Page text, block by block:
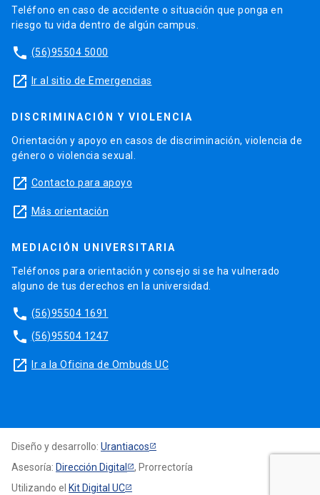
Teléfono en caso de accidente o situación que ponga en
riesgo tu vida dentro de algún campus.
phone (56)95504 5000
launch Ir al sitio de Emergencias
DISCRIMINACIÓN Y VIOLENCIA
Orientación y apoyo en casos de discriminación, violencia de
género o violencia sexual.
launch Contacto para apoyo
launch Más orientación
MEDIACIÓN UNIVERSITARIA
Teléfonos para orientación y consejo si se ha vulnerado
alguno de tus derechos en la universidad.
phone (56)95504 1691
phone (56)95504 1247
launch Ir a la Oficina de Ombuds UC
Diseño y desarrollo: Urantiacos
Asesoría: Dirección Digital
, Prorrectoría
Utilizando el Kit Digital UC